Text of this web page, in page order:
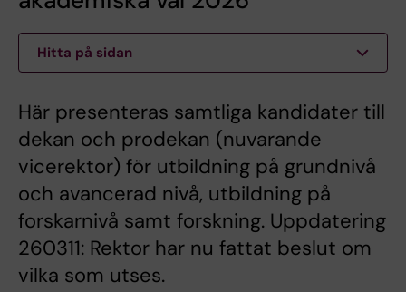
Hitta på sidan
Här presenteras samtliga kandidater till
dekan och prodekan (nuvarande
vicerektor) för utbildning på grundnivå
och avancerad nivå, utbildning på
forskarnivå samt forskning. Uppdatering
260311: Rektor har nu fattat beslut om
vilka som utses.